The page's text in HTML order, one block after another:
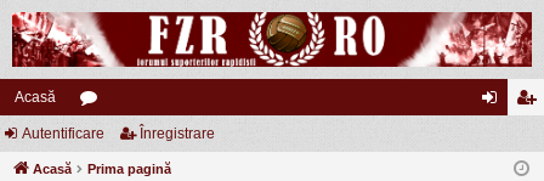
Acasă
or
u eg
Autentificare Înregistrare
Acasă Prima pagină